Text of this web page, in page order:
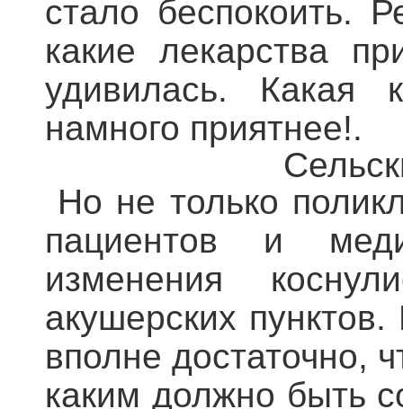
стало беспокоить.
какие лекарства
удивилась. Какая
намного приятнее!.
Но не только
пациентов и
изменения
акушерских
вполне достаточно,
каким должно быть